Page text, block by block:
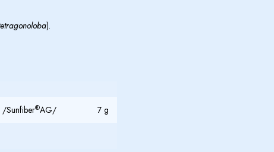
).
/Sunfiber®AG/ 7 g